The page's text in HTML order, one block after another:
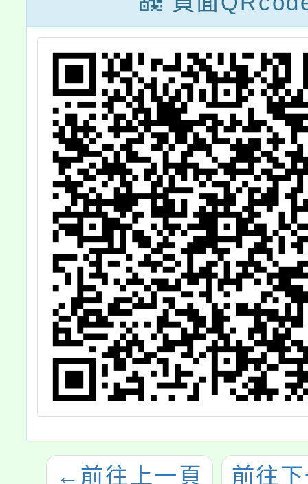
案，鼓勵貴校踴
躍安排戶外教育
及校外教學活
動，請查照。
助轉
報名
← 前往上一頁 前往